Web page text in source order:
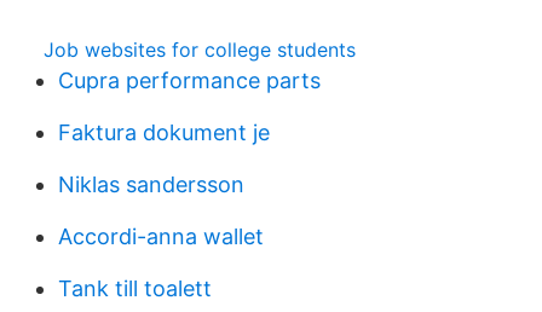
Job websites for college students
Cupra performance parts
Faktura dokument je
Niklas sandersson
Accordi-anna wallet
Tank till toalett